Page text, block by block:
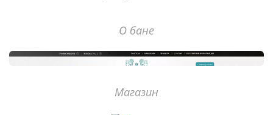
О бане
Магазин